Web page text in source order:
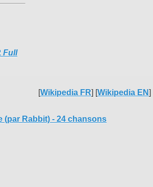
[Wikipedia FR] [Wikipedia EN]
Full
(par Rabbit) - 24 chansons